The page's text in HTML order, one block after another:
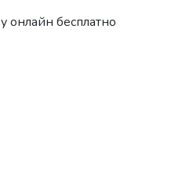
онлайн бесплатно